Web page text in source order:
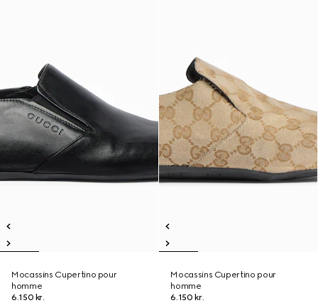
Mocassins Cupertino pour
homme
6.150 kr.
Mocassins Cupertino pour
homme
6.150 kr.